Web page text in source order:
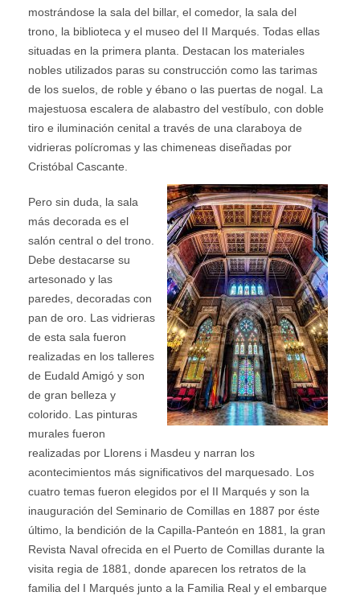
mostrándose la sala del billar, el comedor, la sala del
trono, la biblioteca y el museo del II Marqués. Todas ellas
situadas en la primera planta. Destacan los materiales
nobles utilizados paras su construcción como las tarimas
de los suelos, de roble y ébano o las puertas de nogal. La
majestuosa escalera de alabastro del vestíbulo, con doble
tiro e iluminación cenital a través de una claraboya de
vidrieras polícromas y las chimeneas diseñadas por
Cristóbal Cascante.
Pero sin duda, la sala
más decorada es el
salón central o del trono.
Debe destacarse su
artesonado y las
paredes, decoradas con
pan de oro. Las vidrieras
de esta sala fueron
realizadas en los talleres
de Eudald Amigó y son
de gran belleza y
colorido. Las pinturas
murales fueron
realizadas por Llorens i Masdeu y narran los
acontecimientos más significativos del marquesado. Los
cuatro temas fueron elegidos por el II Marqués y son la
inauguración del Seminario de Comillas en 1887 por éste
último, la bendición de la Capilla-Panteón en 1881, la gran
Revista Naval ofrecida en el Puerto de Comillas durante la
visita regia de 1881, donde aparecen los retratos de la
familia del I Marqués junto a la Familia Real y el embarque